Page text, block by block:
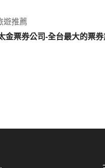
遊推薦
金票券公司-全台最大的票